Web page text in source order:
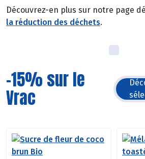
Découvrez-en plus sur notre page
la réduction des déchets.
-15% sur le
Vrac